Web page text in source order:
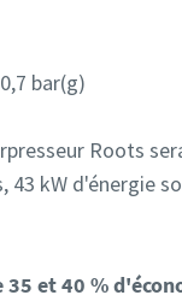
bar(g)
Roots
43 kW d'énergie
et 40 %